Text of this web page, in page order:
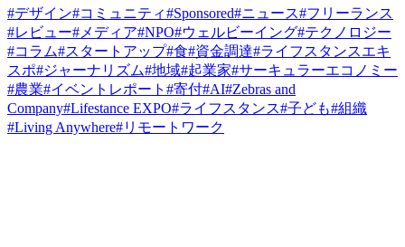
#デザイン#コミュニティ#Sponsored#ニュース#フリーランス
#レビュー# メディア#NPO#ウェルビーイング#テクノロジー
#コラム#スタートアップ#食#資金調達#ライフスタンスエキ
スポ#ジャーナリズム#地域#起業家#サーキュラーエコノミー
#農業#イベントレポート #寄付#AI#Zebras and
Company#Lifestance EXPO#ライフスタンス#子ども#組織
#Living Anywhere#リモートワーク